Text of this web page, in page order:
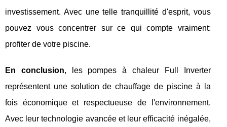
investissement. Avec une telle tranquillité d'esprit, vous
pouvez vous concentrer sur ce qui compte vraiment:
profiter de votre piscine.
En conclusion, les pompes à chaleur Full Inverter
représentent une solution de chauffage de piscine à la
fois économique et respectueuse de l'environnement.
Avec leur technologie avancée et leur efficacité inégalée,